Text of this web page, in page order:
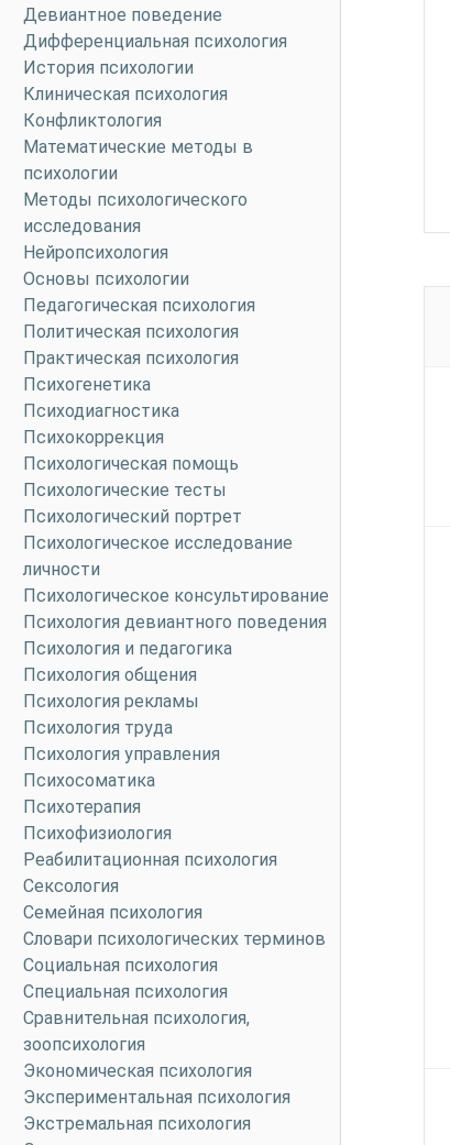
Девиантное поведение
Дифференциальная психология
История психологии
Клиническая психология
Конфликтология
Математические методы в
психологии
Методы психологического
исследования
Нейропсихология
Основы психологии
Педагогическая психология
Политическая психология
Практическая психология
Психогенетика
Психодиагностика
Психокоррекция
Психологическая помощь
Психологические тесты
Психологический портрет
Психологическое исследование
личности
Психологическое консультирование
Психология девиантного поведения
Психология и педагогика
Психология общения
Психология рекламы
Психология труда
Психология управления
Психосоматика
Психотерапия
Психофизиология
Реабилитационная психология
Сексология
Семейная психология
Словари психологических терминов
Социальная психология
Специальная психология
Сравнительная психология,
зоопсихология
Экономическая психология
Экспериментальная психология
Экстремальная психология